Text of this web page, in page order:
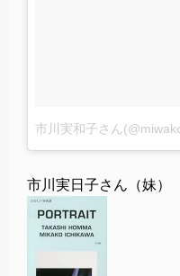
市川実和子さん
市川実日子さん（妹）